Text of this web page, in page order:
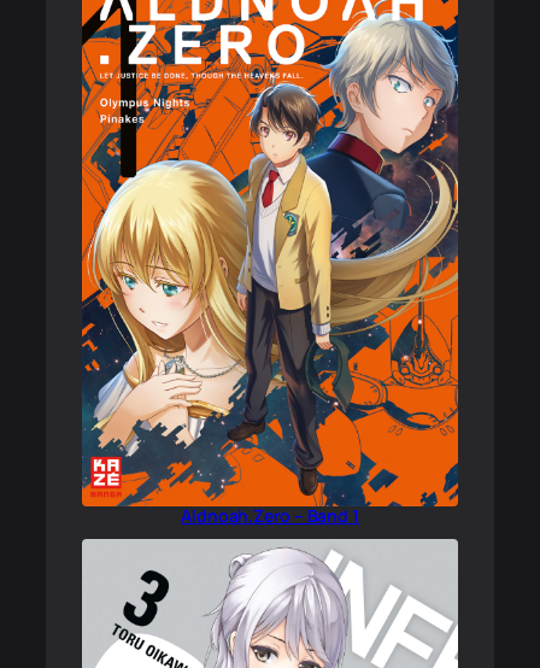
Aldnoah.Zero – Band 1